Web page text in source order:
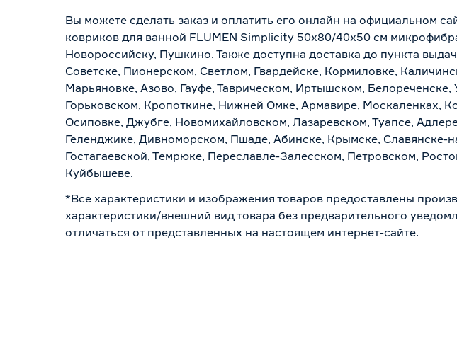
Вы можете сделать заказ и оплатить его онлайн на официальном
ковриков для ванной FLUMEN Simplicity 50х80/40х50 см
Новороссийску, Пушкино. Также доступна доставка до пункта
Советске, Пионерском, Светлом, Гвардейске, Кормиловке,
Марьяновке, Азово, Гауфе, Таврическом, Иртышском,
Горьковском, Кропоткине, Нижней Омке, Армавире, Москаленках,
Осиповке, Джубге, Новомихайловском, Лазаревском, Туапсе,
Геленджике, Дивноморском, Пшаде, Абинске, Крымске, Славянске-
Гостагаевской, Темрюке, Переславле-Залесском, Петровском,
Куйбышеве.
*Все характеристики и изображения товаров предоставлены
характеристики/внешний вид товара без предварительного
отличаться от представленных на настоящем интернет-сайте.